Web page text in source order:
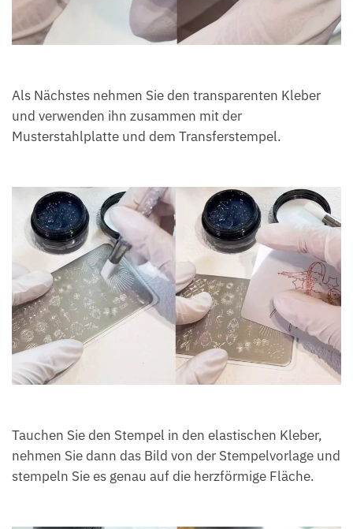
Als Nächstes nehmen Sie den transparenten Kleber
und verwenden ihn zusammen mit der
Musterstahlplatte und dem Transferstempel.
Tauchen Sie den Stempel in den elastischen Kleber,
nehmen Sie dann das Bild von der Stempelvorlage und
stempeln Sie es genau auf die herzförmige Fläche.